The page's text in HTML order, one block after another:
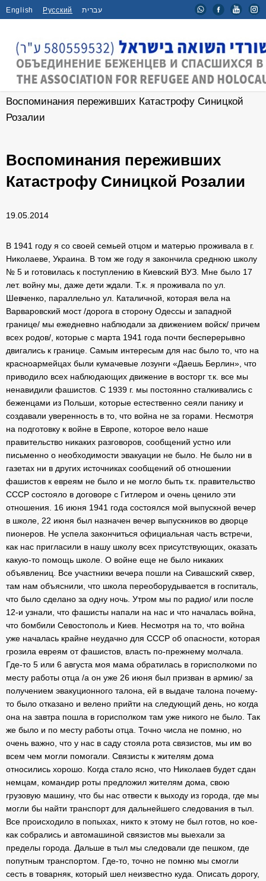
English Русский עברית
Главная / Новости /
Воспоминания переживших Катастрофу Синицкой
Розалии
Воспоминания переживших
Катастрофу Синицкой Розалии
19.05.2014
В 1941 году я со своей семьей отцом и матерью проживала в г.
Николаеве, Украина. В том же году я закончила среднюю школу
№ 5 и готовилась к поступлению в Киевский ВУЗ. Мне было 17
лет. войну мы, даже дети ждали. Т.к. я проживала по ул.
Шевченко, параллельно ул. Каталичной, которая вела на
Варваровский мост /дорога в сторону Одессы и западной
границе/ мы ежедневно наблюдали за движением войск/ причем
всех родов/, которые с марта 1941 года почти бесперерывно
двигались к границе. Самым интересым для нас было то, что на
красноармейцах были кумачевые лозунги «Даешь Берлин», что
приводило всех наблюдающих движение в восторг т.к. все мы
ненавидили фашистов. С 1939 г. мы постоянно сталкивались с
беженцами из Польши, которые естественно сеяли панику и
создавали уверенность в то, что война не за горами. Несмотря
на подготовку к войне в Европе, которое вело наше
правительство никаких разговоров, сообщений устно или
письменно о необходимости эвакуации не было. Не было ни в
газетах ни в других источниках сообщений об отношении
фашистов к евреям не было и не могло быть т.к. правительство
СССР состояло в договоре с Гитлером и очень ценило эти
отношения. 16 июня 1941 года состоялся мой выпускной вечер
в школе, 22 июня был назначен вечер выпускников во дворце
пионеров. Не успела закончиться официальная часть встречи,
как нас пригласили в нашу школу всех присутствующих, оказать
какую-то помощь школе. О войне еще не было никаких
объявлениц. Все участники вечера пошли на Сивашский сквер,
там нам объяснили, что школа переоборудывается в госпиталь,
что было сделано за одну ночь. Утром мы по радио/ или после
12-и узнали, что фашисты напали на нас и что началась война,
что бомбили Севостополь и Киев. Несмотря на то, что война
уже началась крайне неудачно для СССР об опасности, которая
грозила евреям от фашистов, власть по-прежнему молчала.
Где-то 5 или 6 августа моя мама обратилась в горисполкоми по
месту работы отца /а он уже 26 июня был призван в армию/ за
получением эвакуционного талона, ей в выдаче талона почему-
то было отказано и велено прийти на следующий день, но когда
она на завтра пошла в горисполком там уже никого не было. Так
же было и по месту работы отца. Точно числа не помню, но
очень важно, что у нас в саду стояла рота связистов, мы им во
всем чем могли помогали. Связисты к жителям дома
относились хорошо. Когда стало ясно, что Николаев будет сдан
немцам, командир роты предложил жителям дома, свою
грузовую машину, что бы нас отвести к выходу из города, где мы
могли бы найти транспорт для дальнейшего следования в тыл.
Все происходило в попыхах, никто к этому не был готов, но кое-
как собрались и автомашиной связистов мы выехали за
пределы города. Дальше в тыл мы следовали где пешком, где
попутным транспортом. Где-то, точно не помню мы смогли
сесть в товарняк, который шел неизвестно куда. Описать дорогу,